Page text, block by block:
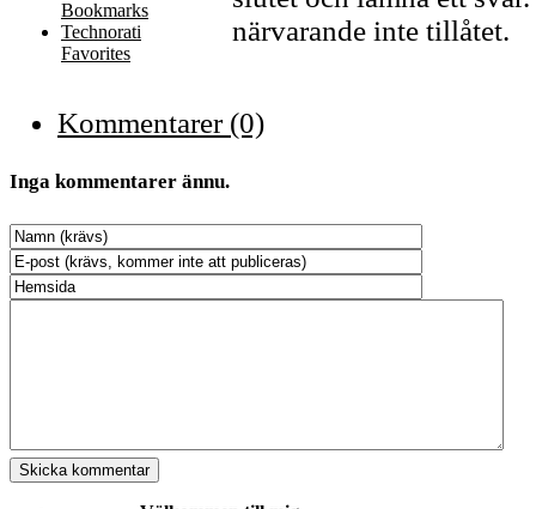
Bookmarks
Technorati
Favorites
närvarande inte tillåtet.
Kommentarer (0)
Inga kommentarer ännu.